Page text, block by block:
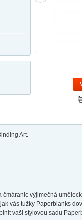
Art.
výjimečná
vás tužky Paperblanks
vaši stylovou sadu